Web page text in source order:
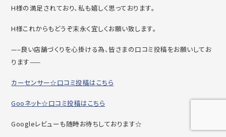
H様の満足されており、私も嬉しく思っております。
H様これからもどうぞ末永く宜しくお願い致します。
—–良い店舗づくりを心掛ける為、皆さまの口コミ投稿をお願いしてお
ります——
カーセンサー☆口コミ投稿はこちら
Gooネット☆口コミ投稿はこちら
Googleレビューも随時お待ちしております☆